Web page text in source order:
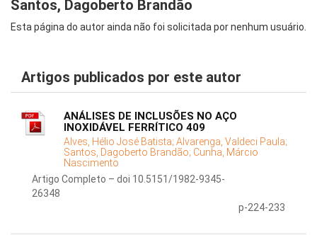
Santos, Dagoberto Brandão
Esta página do autor ainda não foi solicitada por nenhum usuário.
Artigos publicados por este autor
ANÁLISES DE INCLUSÕES NO AÇO
INOXIDÁVEL FERRÍTICO 409
Alves, Hélio José Batista; Alvarenga, Valdeci Paula;
Santos, Dagoberto Brandão; Cunha, Márcio
Nascimento
Artigo Completo – doi 10.5151/1982-9345-
26348
p-224-233